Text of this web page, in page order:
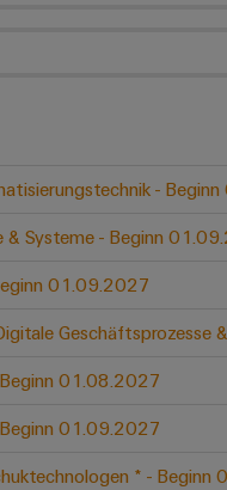
-
& Systeme - Beginn
01.09.2027
01.08.2027
01.09.2027
* - Beginn